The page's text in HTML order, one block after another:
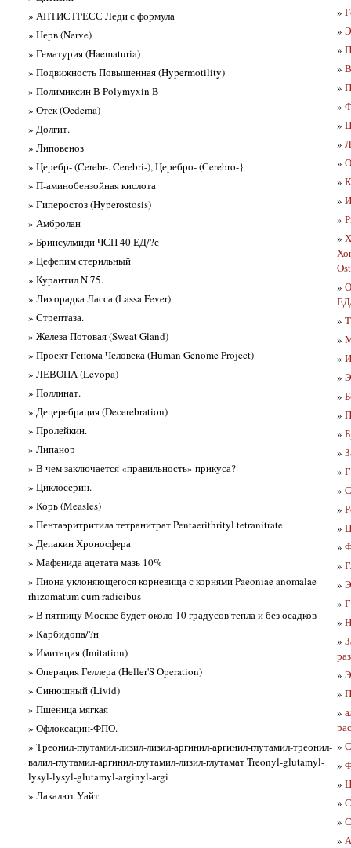
» АНТИСТРЕСС Леди с формула
» Нерв (Nerve)
» Гематурия (Haematuria)
» Подвижность Повышенная (Hypermotility)
» Полимиксин В Polymyxin B
» Отек (Oedema)
» Долгит.
» Липовеноз
» Церебр- (Cerebr-. Cerebri-), Церебро- (Cerebro-}
» П-аминобензойная кислота
» Гиперостоз (Hyperostosis)
» Амбролан
» Бринсулмиди ЧСП 40 ЕД/?с
» Цефепим стерильный
» Курантил N 75.
» Лихорадка Ласса (Lassa Fever)
» Стрептаза.
» Железа Потовая (Sweat Gland)
» Проект Генома Человека (Human Genome Project)
» ЛЕВОПА (Levopa)
» Поллинат.
» Децеребрация (Decerebration)
» Пролейкин.
» Липанор
» В чем заключается «правильность» прикуса?
» Циклосерин.
» Корь (Measles)
» Пентаэритритила тетранитрат Pentaerithrityl tetranitrate
» Депакин Хроносфера
» Мафенида ацетата мазь 10%
» Пиона уклоняющегося корневища с корнями Paeoniae anomalae
rhizomatum cum radicibus
» В пятницу Москве будет около 10 градусов тепла и без осадков
» Карбидопа/?н
» Имитация (Imitation)
» Операция Геллера (Heller'S Operation)
» Синюшный (Livid)
» Пшеница мягкая
» Офлоксацин-ФПО.
» Треонил-глутамил-лизил-лизил-аргинил-аргинил-глутамил-треонил-
валил-глутамил-аргинил-глутамил-лизил-глутамат Treonyl-glutamyl-
lysyl-lysyl-glutamyl-arginyl-argi
» Лакалют Уайт.
»
»
»
»
»
»
»
»
»
»
»
»
»
»
»
»
»
»
»
»
»
»
»
»
»
»
»
»
»
»
»
»
»
»
»
»
»
»
»
»
»